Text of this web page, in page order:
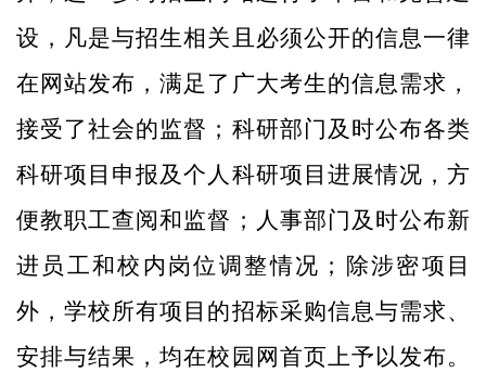
设，凡是与招生相关且必须公开的信息一律
在网站发布，满足了广大考生的信息需求，
接受了社会的监督；科研部门及时公布各类
科研项目申报及个人科研项目进展情况，方
便教职工查阅和监督；人事部门及时公布新
进员工和校内岗位调整情况；除涉密项目
外，学校所有项目的招标采购信息与需求、
安排与结果，均在校园网首页上予以发布。